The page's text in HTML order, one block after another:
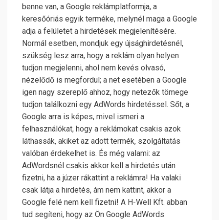
benne van, a Google reklámplatformja, a
keresőóriás egyik terméke, melynél maga a Google
adja a felületet a hirdetések megjelenítésére.
Normál esetben, mondjuk egy újsághirdetésnél,
szükség lesz arra, hogy a reklám olyan helyen
tudjon megjelenni, ahol nem kevés olvasó,
nézelődő is megfordul; a net esetében a Google
igen nagy szereplő ahhoz, hogy netezők tömege
tudjon találkozni egy AdWords hirdetéssel. Sőt, a
Google arra is képes, mivel ismeri a
felhasználókat, hogy a reklámokat csakis azok
láthassák, akiket az adott termék, szolgáltatás
valóban érdekelhet is. És még valami: az
AdWordsnél csakis akkor kell a hirdetés után
fizetni, ha a júzer rákattint a reklámra! Ha valaki
csak látja a hirdetés, ám nem kattint, akkor a
Google felé nem kell fizetni! A H-Well Kft. abban
tud segíteni, hogy az Ön Google AdWords